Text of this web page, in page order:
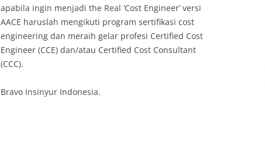
apabila ingin menjadi the Real ‘Cost Engineer’ versi
AACE haruslah mengikuti program sertifikasi cost
engineering dan meraih gelar profesi Certified Cost
Engineer (CCE) dan/atau Certified Cost Consultant
(CCC).
Bravo Insinyur Indonesia.